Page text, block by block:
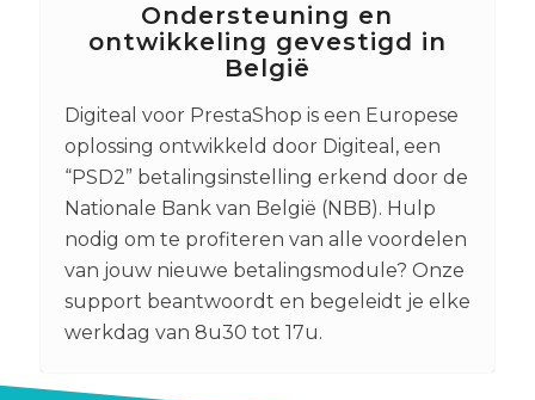
Ondersteuning en
ontwikkeling gevestigd in
België
Digiteal voor PrestaShop is een Europese
oplossing ontwikkeld door Digiteal, een
“PSD2” betalingsinstelling erkend door de
Nationale Bank van België (NBB). Hulp
nodig om te profiteren van alle voordelen
van jouw nieuwe betalingsmodule? Onze
support beantwoordt en begeleidt je elke
werkdag van 8u30 tot 17u.